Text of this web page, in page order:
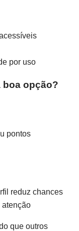
por uso
boa opção?
pontos
reduz chances
atenção
que outros